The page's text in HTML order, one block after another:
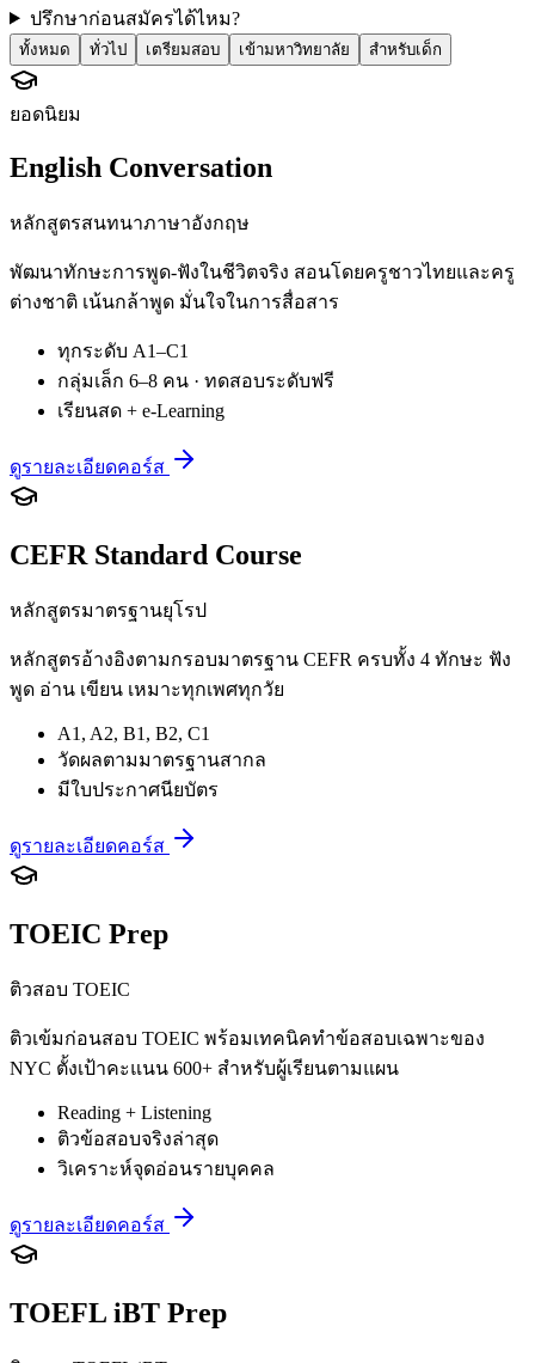
ปรึกษาก่อนสมัครได้ไหม?
ทั้งหมด ทั่วไป เตรียมสอบ เข้ามหาวิทยาลัย สำหรับเด็ก
ยอดนิยม
English Conversation
หลักสูตรสนทนาภาษาอังกฤษ
พัฒนาทักษะการพูด-ฟังในชีวิตจริง สอนโดยครูชาวไทยและครู
ต่างชาติ เน้นกล้าพูด มั่นใจในการสื่อสาร
ทุกระดับ A1–C1
กลุ่มเล็ก 6–8 คน · ทดสอบระดับฟรี
เรียนสด + e-Learning
ดูรายละเอียดคอร์ส
CEFR Standard Course
หลักสูตรมาตรฐานยุโรป
หลักสูตรอ้างอิงตามกรอบมาตรฐาน CEFR ครบทั้ง 4 ทักษะ ฟัง
พูด อ่าน เขียน เหมาะทุกเพศทุกวัย
A1, A2, B1, B2, C1
วัดผลตามมาตรฐานสากล
มีใบประกาศนียบัตร
ดูรายละเอียดคอร์ส
TOEIC Prep
ติวสอบ TOEIC
ติวเข้มก่อนสอบ TOEIC พร้อมเทคนิคทำข้อสอบเฉพาะของ
NYC ตั้งเป้าคะแนน 600+ สำหรับผู้เรียนตามแผน
Reading + Listening
ติวข้อสอบจริงล่าสุด
วิเคราะห์จุดอ่อนรายบุคคล
ดูรายละเอียดคอร์ส
TOEFL iBT Prep